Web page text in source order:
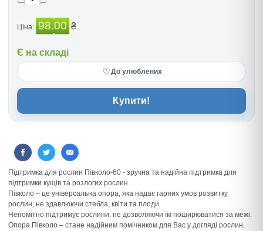
Ціна: 98.00 ₴
Є на складі
♡До улюблених
Купити!
Підтримка для рослин Півколо-60 - зручна та надійна підтримка для
підтримки кущів та розлогих рослин
Півколо – це універсальна опора, яка надає гарних умов розвитку
рослин, не здавлюючи стебла, квіти та плоди.
Непомітно підтримує рослини, не дозволяючи їм поширюватися за межі.
Опора Півколо – стане надійним помічником для Вас у догляді рослин.